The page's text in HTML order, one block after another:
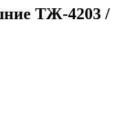
ТЖ-4203 /